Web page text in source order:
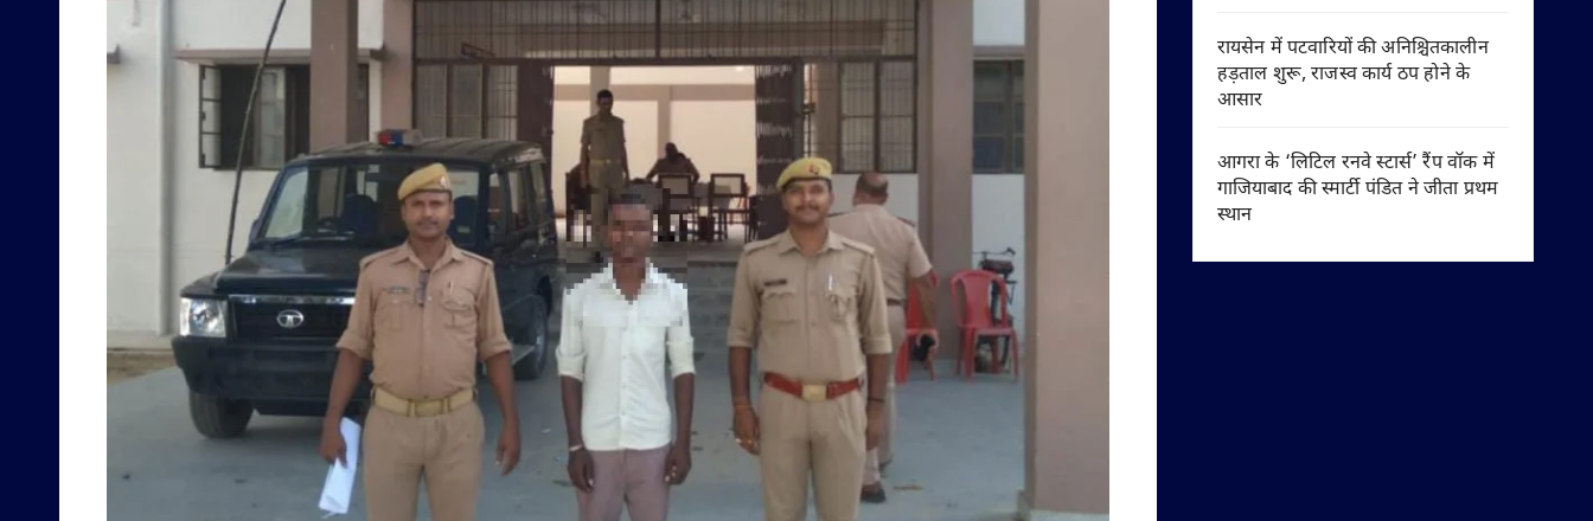
रायसेन में पटवारियों की अनिश्चितकालीन
हड़ताल शुरू, राजस्व कार्य ठप होने के
आसार
आगरा के ‘लिटिल रनवे स्टार्स’ रैंप वॉक में
गाजियाबाद की स्मार्टी पंडित ने जीता प्रथम
स्थान